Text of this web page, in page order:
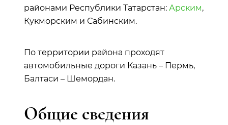
районами Республики Татарстан: Арским,
Кукморским и Сабинским.
По территории района проходят
автомобильные дороги Казань – Пермь,
Балтаси – Шемордан.
Общие сведения